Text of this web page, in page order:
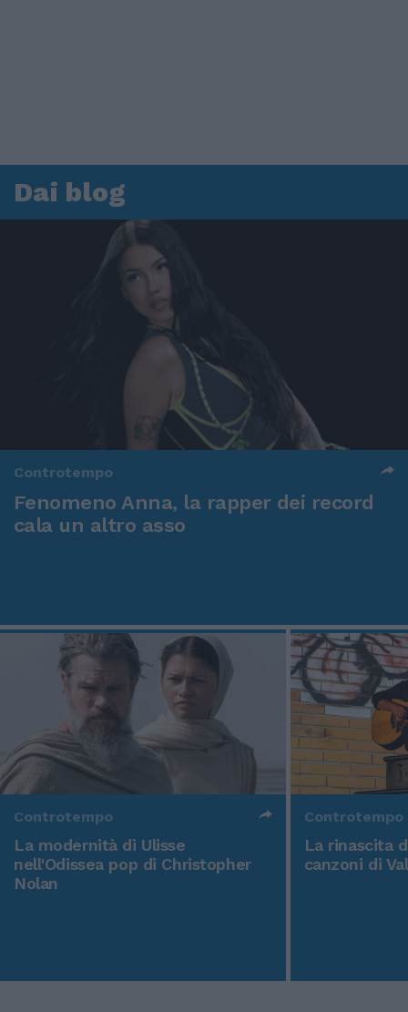
Dai blog
Controtempo
Fenomeno Anna, la rapper dei record
cala un altro asso
Controtempo
La modernità di Ulisse
nell'Odissea pop di Christopher
Nolan
Controtempo
La rinascita
canzoni di